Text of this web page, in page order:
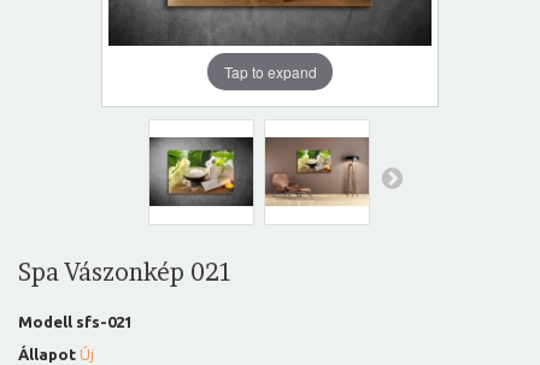
Tap to expand
Spa Vászonkép 021
Modell sfs-021
Állapot Új